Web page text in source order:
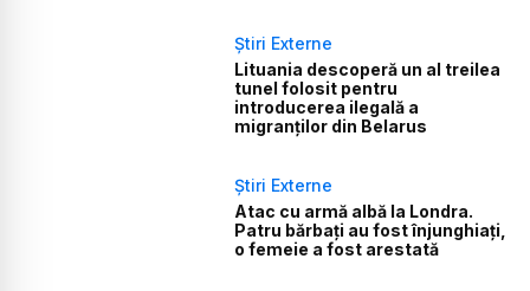
Știri Externe
Lituania descoperă un al treilea
tunel folosit pentru
introducerea ilegală a
migranților din Belarus
Știri Externe
Atac cu armă albă la Londra.
Patru bărbați au fost înjunghiați,
o femeie a fost arestată